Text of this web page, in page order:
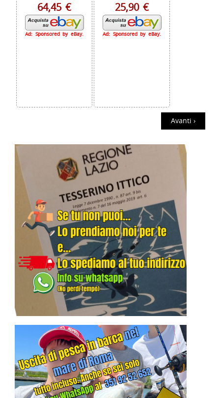
64,45 €
Ad: Sponsored by eBay.
25,90 €
Ad: Sponsored by eBay.
Avanti ›